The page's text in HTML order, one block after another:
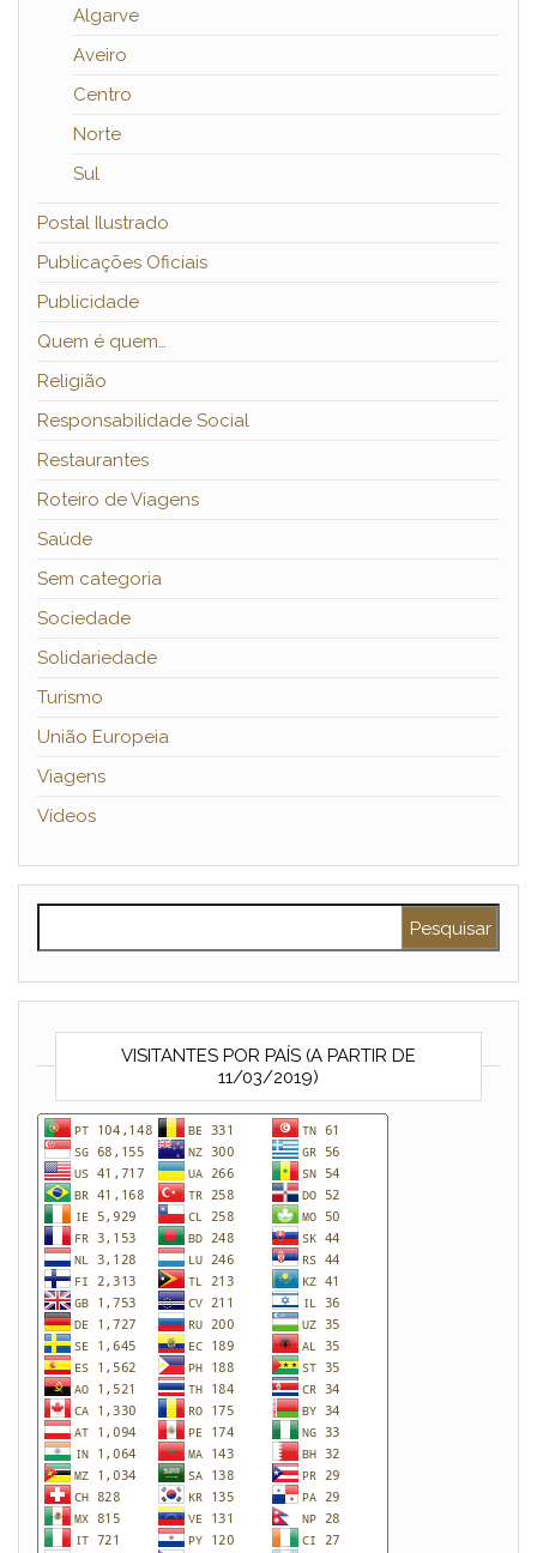
Algarve
Aveiro
Centro
Norte
Sul
Postal Ilustrado
Publicações Oficiais
Publicidade
Quem é quem…
Religião
Responsabilidade Social
Restaurantes
Roteiro de Viagens
Saúde
Sem categoria
Sociedade
Solidariedade
Turismo
União Europeia
Viagens
Vídeos
VISITANTES POR PAÍS (A PARTIR DE
11/03/2019)